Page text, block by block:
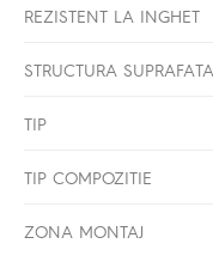
REZISTENT LA INGHET
STRUCTURA SUPRAFATA
TIP
TIP COMPOZITIE
ZONA MONTAJ